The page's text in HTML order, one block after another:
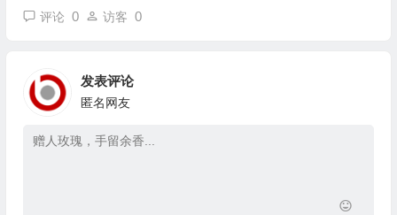
评论 0 访客 0
发表评论
匿名网友